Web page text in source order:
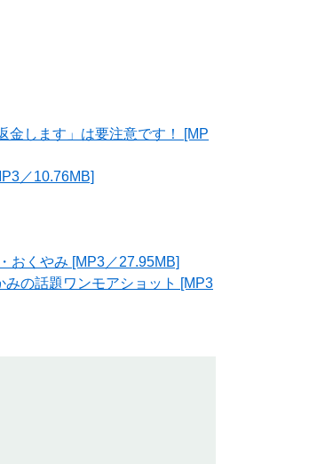
します」は要注意です！ [MP
／10.76MB]
おくやみ [MP3／27.95MB]
の話題ワンモアショット [MP3